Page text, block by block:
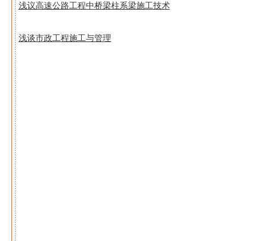
浅议高速公路工程中桥梁柱系梁施工技术
浅谈市政工程施工与管理